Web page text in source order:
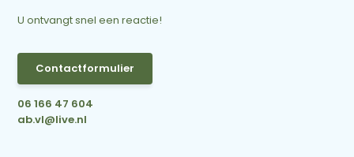
U ontvangt snel een reactie!
Contactformulier
06 166 47 604
ab.vl@live.nl